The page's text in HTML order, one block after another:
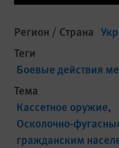
Регион / Страна
Теги
Боевые действия
Тема
Кассетное оружие
Осколочно-
гражданским